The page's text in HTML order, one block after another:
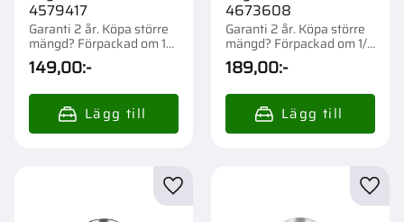
4579417
Garanti 2 år. Köpa större
mängd? Förpackad om 1
st.
149,00:-
4673608
Garanti 2 år. Köpa större
mängd? Förpackad om 1/4
st.
189,00:-
Lägg till i favoriter